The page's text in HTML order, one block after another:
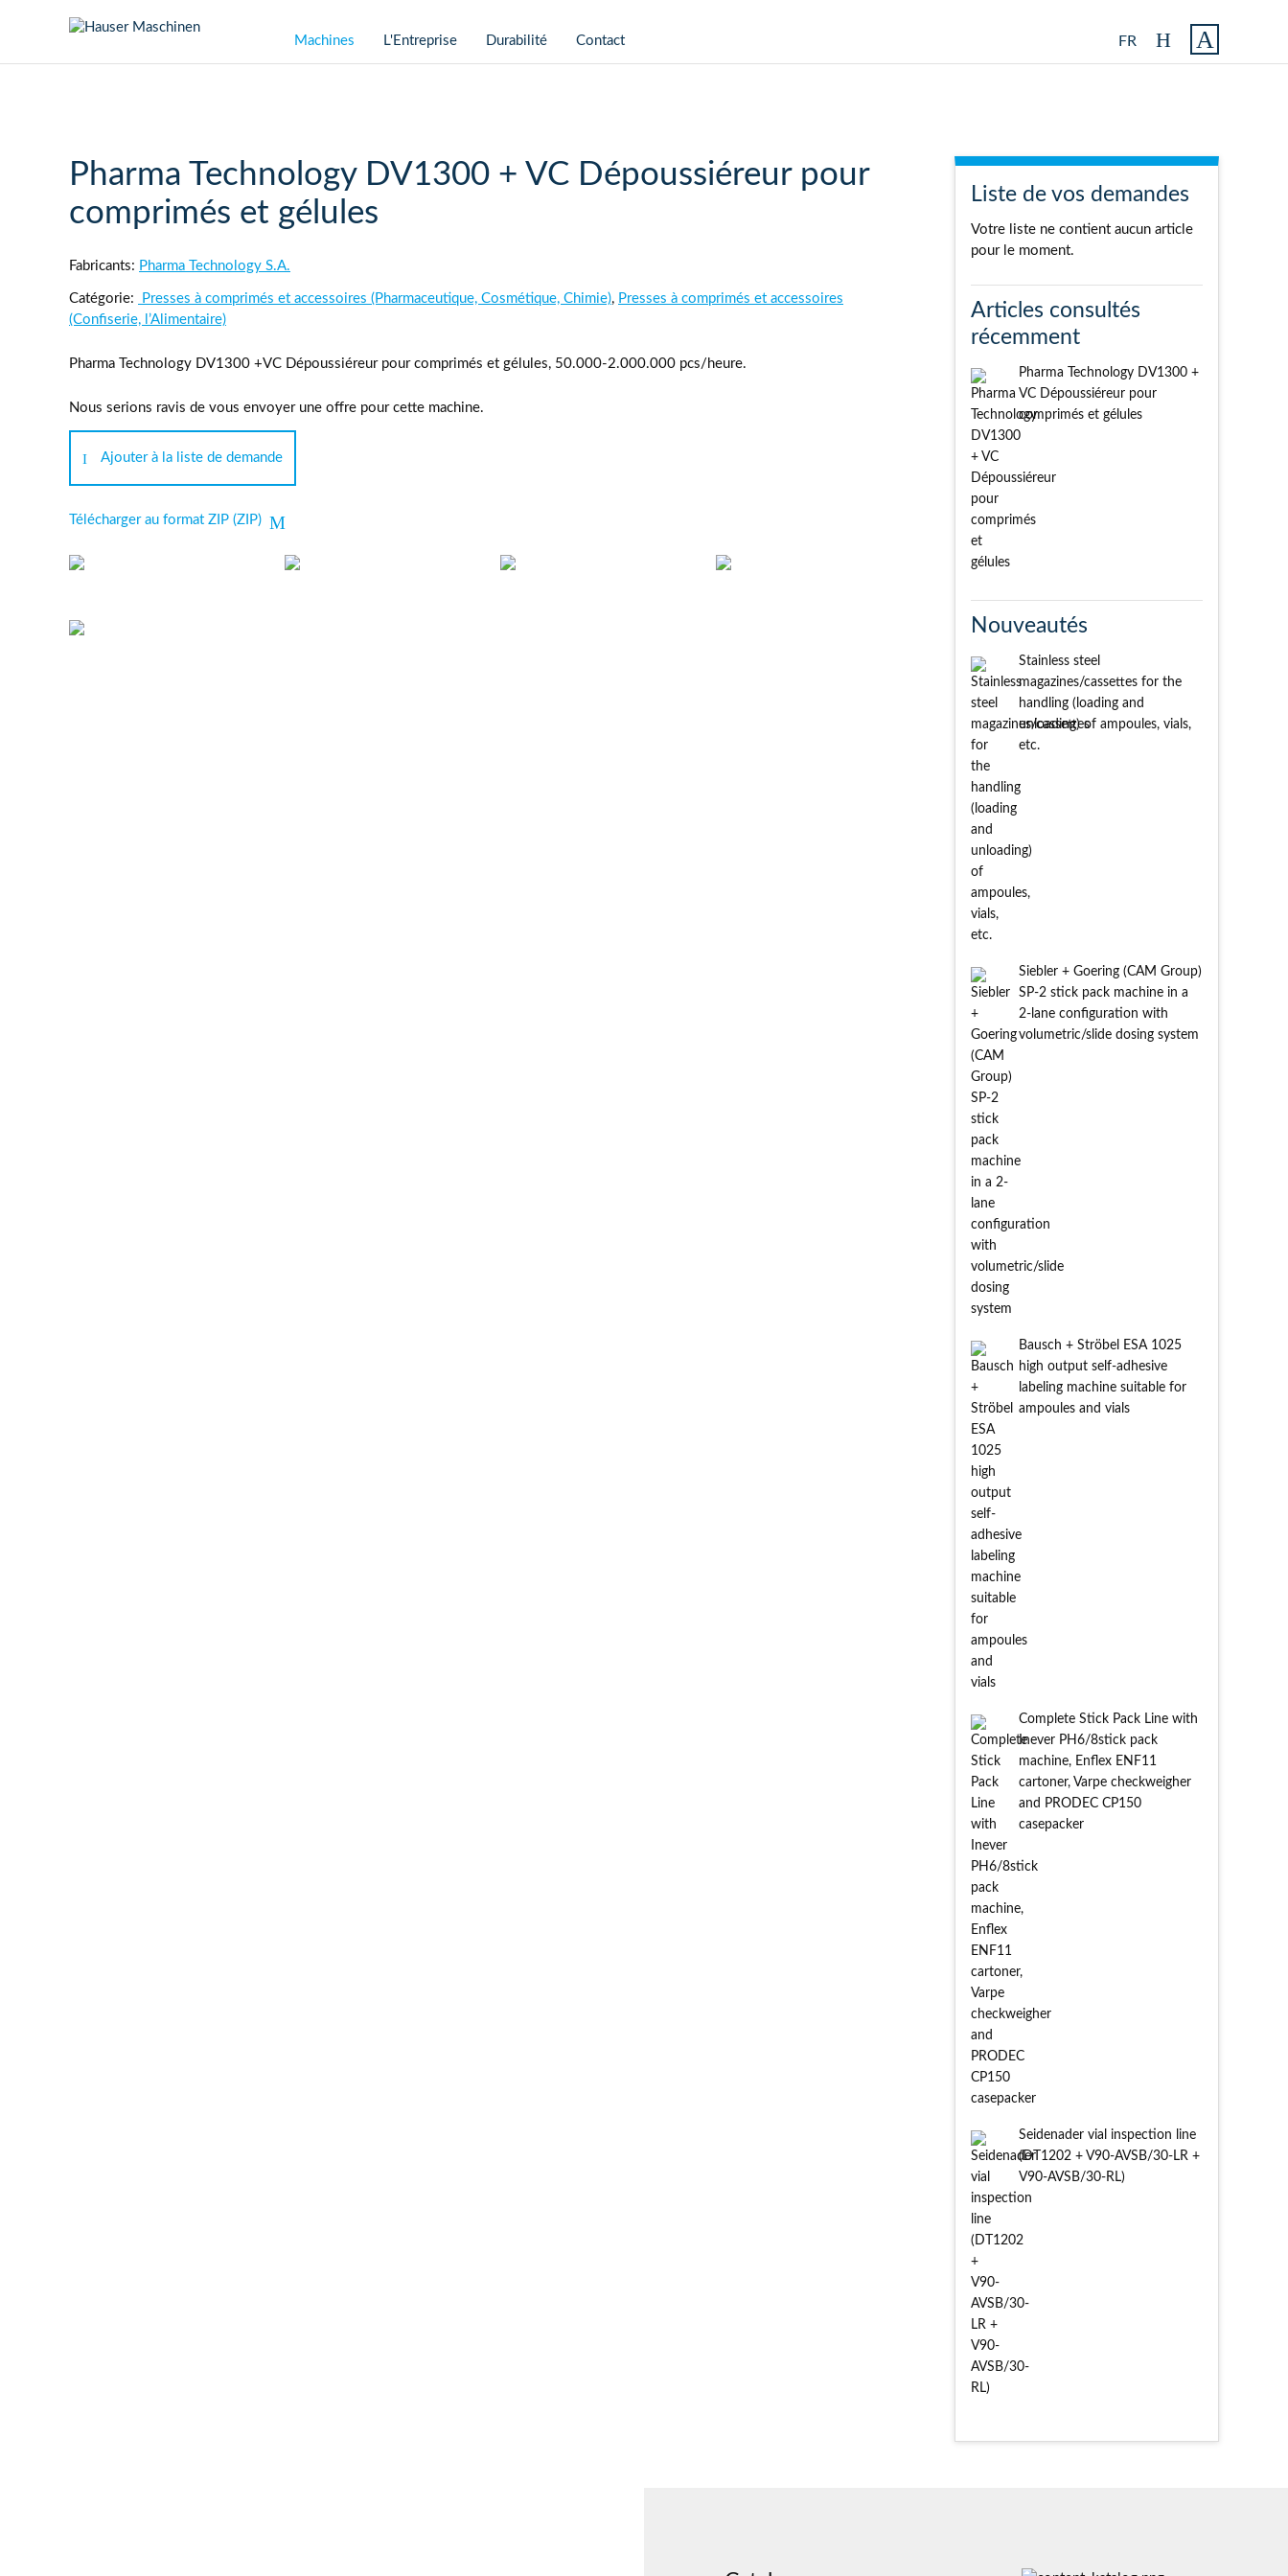
FR
Machines
L'Entreprise Durabilité Contact
Pharma Technology DV1300 + VC Dépoussiéreur pour
comprimés et gélules
Fabricants: Pharma Technology S.A.
Catégorie: Presses à comprimés et accessoires (Pharmaceutique, Cosmétique, Chimie), Presses à comprimés et accessoires
(Confiserie, l’Alimentaire)
Pharma Technology DV1300 +VC Dépoussiéreur pour comprimés et gélules, 50.000-2.000.000 pcs/heure.
Nous serions ravis de vous envoyer une offre pour cette machine.
Ajouter à la liste de demande
Télécharger au format ZIP (ZIP)
Liste de vos demandes
Votre liste ne contient aucun article
pour le moment.
Articles consultés
récemment
Pharma Technology DV1300 +
VC Dépoussiéreur pour
comprimés et gélules
Nouveautés
Stainless steel
magazines/cassettes for the
handling (loading and
unloading) of ampoules, vials,
etc.
Siebler + Goering (CAM Group)
SP-2 stick pack machine in a
2-lane configuration with
volumetric/slide dosing system
Bausch + Ströbel ESA 1025
high output self-adhesive
labeling machine suitable for
ampoules and vials
Complete Stick Pack Line with
Inever PH6/8stick pack
machine, Enflex ENF11
cartoner, Varpe checkweigher
and PRODEC CP150
casepacker
Seidenader vial inspection line
(DT1202 + V90-AVSB/30-LR +
V90-AVSB/30-RL)